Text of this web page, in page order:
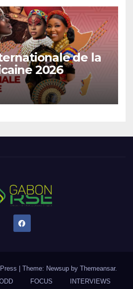
de la
2026
Theme: Newsup by Themeansar.
FOCUS INTERVIEWS